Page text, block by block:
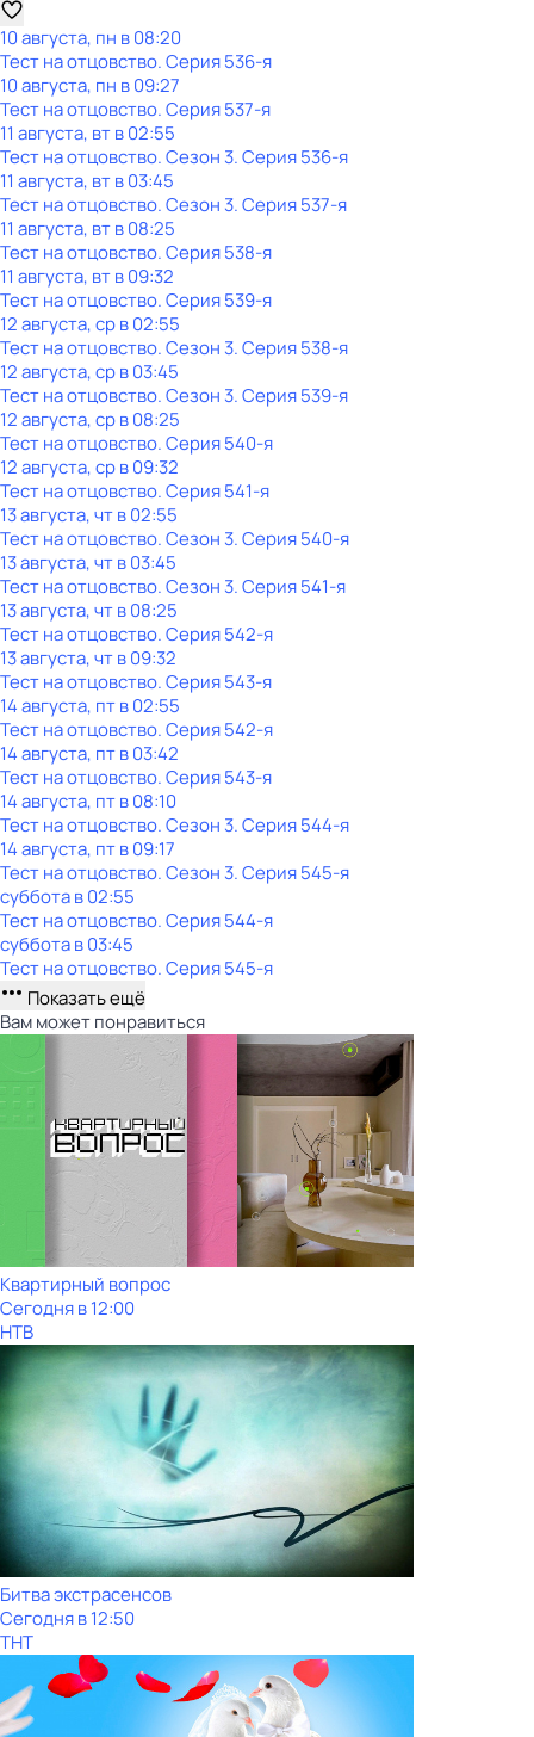
10 августа, пн в 08:20
Тест нa отцовствo. Серия 536-я
10 августа, пн в 09:27
Тест нa отцовствo. Серия 537-я
11 августа, вт в 02:55
Тест нa отцовствo. Сезон 3. Серия 536-я
11 августа, вт в 03:45
Тест нa отцовствo. Сезон 3. Серия 537-я
11 августа, вт в 08:25
Тест нa отцовствo. Серия 538-я
11 августа, вт в 09:32
Тест нa отцовствo. Серия 539-я
12 августа, ср в 02:55
Тест нa отцовствo. Сезон 3. Серия 538-я
12 августа, ср в 03:45
Тест нa отцовствo. Сезон 3. Серия 539-я
12 августа, ср в 08:25
Тест нa отцовствo. Серия 540-я
12 августа, ср в 09:32
Тест нa отцовствo. Серия 541-я
13 августа, чт в 02:55
Тест нa отцовствo. Сезон 3. Серия 540-я
13 августа, чт в 03:45
Тест нa отцовствo. Сезон 3. Серия 541-я
13 августа, чт в 08:25
Тест нa отцовствo. Серия 542-я
13 августа, чт в 09:32
Тест нa отцовствo. Серия 543-я
14 августа, пт в 02:55
Тест нa отцовствo. Серия 542-я
14 августа, пт в 03:42
Тест нa отцовствo. Серия 543-я
14 августа, пт в 08:10
Тест нa отцовствo. Сезон 3. Серия 544-я
14 августа, пт в 09:17
Тест нa отцовствo. Сезон 3. Серия 545-я
субботав02:55
Тест нa отцовствo. Серия 544-я
субботав03:45
Тест нa отцовствo. Серия 545-я
Показать ещё
Вам может понравиться
Квартирный вопрос
Сегодня в 12:00
НТВ
Битва экстрасенсов
Сегодня в 12:50
ТНТ